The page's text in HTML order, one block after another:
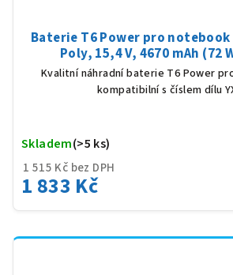
Baterie T6 Power pro notebook
Poly, 15,4 V, 4670 mAh (72
Kvalitní náhradní baterie T6 Power
kompatibilní s číslem dílu
1 515 Kč bez DPH
1 833 Kč
Skladem(>5 ks)